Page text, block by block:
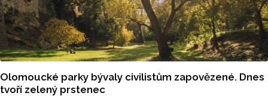
Olomoucké parky bývaly civilistům zapovězené. Dnes
tvoří zelený prstenec